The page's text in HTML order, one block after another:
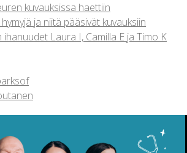
kuvauksissa haettiin
ja niitä pääsivät kuvauksiin
Laura I, Camilla E ja Timo K